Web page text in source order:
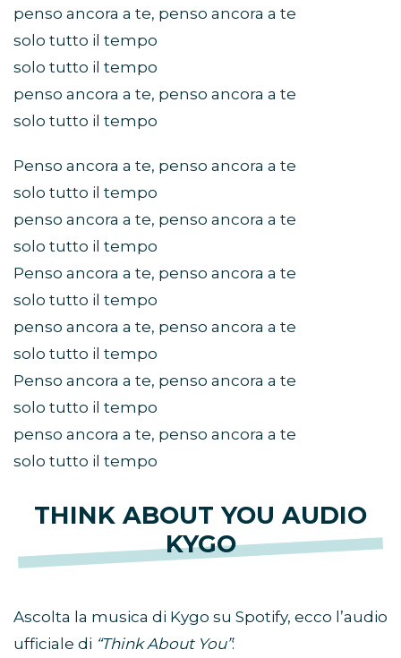
penso ancora a te, penso ancora a te
solo tutto il tempo
solo tutto il tempo
penso ancora a te, penso ancora a te
solo tutto il tempo
Penso ancora a te, penso ancora a te
solo tutto il tempo
penso ancora a te, penso ancora a te
solo tutto il tempo
Penso ancora a te, penso ancora a te
solo tutto il tempo
penso ancora a te, penso ancora a te
solo tutto il tempo
Penso ancora a te, penso ancora a te
solo tutto il tempo
penso ancora a te, penso ancora a te
solo tutto il tempo
THINK ABOUT YOU AUDIO
KYGO
Ascolta la musica di Kygo su Spotify, ecco l’audio
ufficiale di “Think About You”: